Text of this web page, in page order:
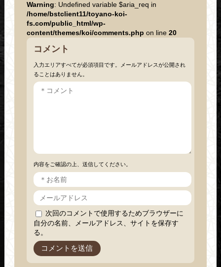
Warning: Undefined variable $aria_req in
/home/bstclient11/toyano-koi-
fs.com/public_html/wp-
content/themes/koi/comments.php on line 20
コメント
入力エリアすべてが必須項目です。メールアドレスが公開され
ることはありません。
内容をご確認の上、送信してください。
次回のコメントで使用するためブラウザーに
自分の名前、メールアドレス、サイトを保存す
る。